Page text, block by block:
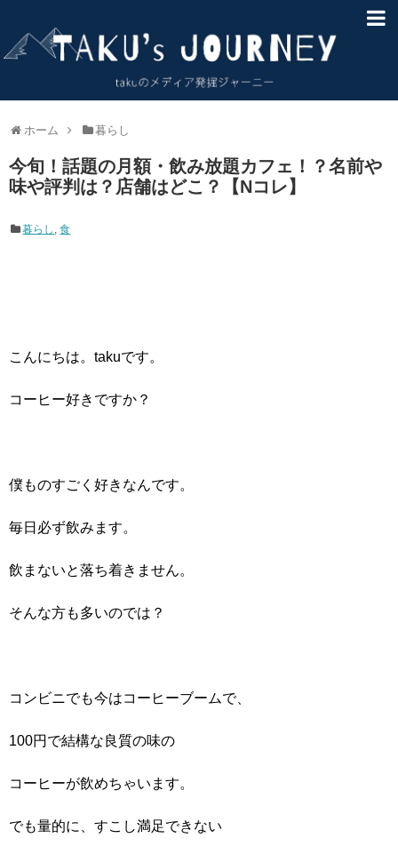
ホーム 暮らし
今旬！話題の月額・飲み放題カフェ！？名前や
味や評判は？店舗はどこ？【Nコレ】
暮らし ,食
こんにちは。takuです。
コーヒー好きですか？
僕ものすごく好きなんです。
毎日必ず飲みます。
飲まないと落ち着きません。
そんな方も多いのでは？
コンビニでも今はコーヒーブームで、
100円で結構な良質の味の
コーヒーが飲めちゃいます。
でも量的に、すこし満足できない
HOME
サイトマップ
お問い合わせ